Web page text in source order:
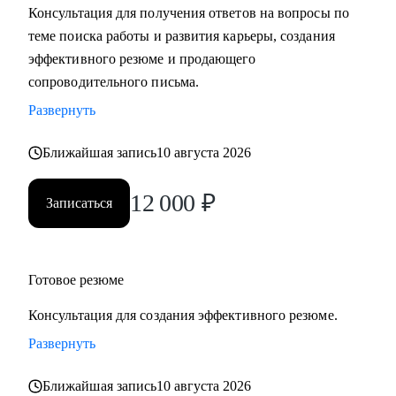
С чем помогу:
• Разработать карьерную стратегию и план перехода в IT из
других сфер.
• Определить, какие из имеющихся навыков можно
смены вектора.
• Правильно преподнести текущий опыт как в резюме, так
и в самопрезентации на интервью.
• Разобраться в рынке IT и его трендах.
Кому могу помочь:
в направлениях: Разработка, Тестирование, Техническая
поддержка, Прикладное и системное администрирование,
Системная аналитика
Консультация для получения ответов на вопросы по
теме поиска работы и развития карьеры, создания
эффективного резюме и продающего
сопроводительного письма.
Развернуть
Ближайшая запись10 августа 2026
Записаться 12 000 ₽
Готовое резюме
Консультация для создания эффективного резюме.
Развернуть
Ближайшая запись10 августа 2026